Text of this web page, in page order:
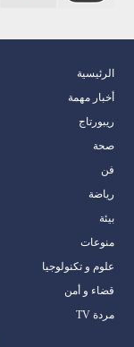
الرئيسية
أخبار مهمة
ريبورتاج
صحة
فن
رياضة
بيئة
منوعات
علوم و تكنولوجيا
قضاء و أمن
مردة TV